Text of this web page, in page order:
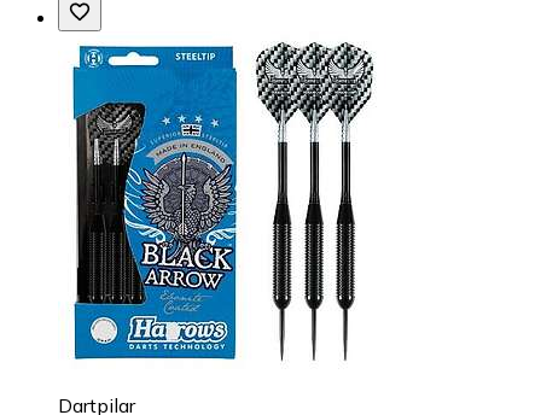
Dartpilar